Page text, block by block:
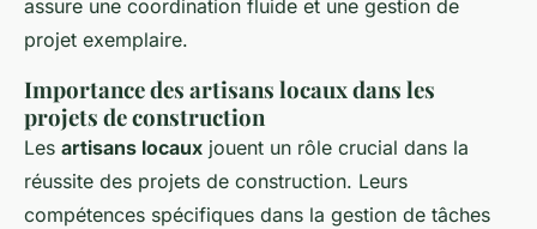
assure une coordination fluide et une gestion de
projet exemplaire.
Importance des artisans locaux dans les
projets de construction
Les artisans locaux jouent un rôle crucial dans la
réussite des projets de construction. Leurs
compétences spécifiques dans la gestion de tâches